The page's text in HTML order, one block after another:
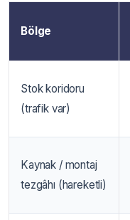
Bölge
Stok koridoru
(trafik var)
Kaynak / montaj
tezgâhı (hareketli)